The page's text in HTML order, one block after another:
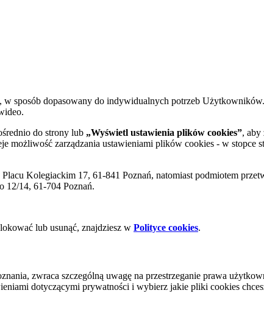
sposób dopasowany do indywidualnych potrzeb
do strony lub „Wyświetl ustawienia plików cookies”, aby
możliwość zarządzania ustawieniami plików cookies - w stopce
Kolegiackim 17, 61-841 Poznań, natomiast podmiotem
12/14, 61-704 Poznań.
lub usunąć, znajdziesz w Polityce cookies.
zwraca szczególną uwagę na przestrzeganie prawa
dotyczącymi prywatności i wybierz jakie pliki cookies